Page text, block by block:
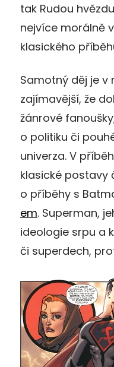
tak Rudou
nejvíce morálně
klasického
Samotný děj je v
zajímavější, že
žánrové
o politiku či
univerza. V
klasické postavy
o příběhy s
em. Superman,
ideologie srpu a
či superdech,